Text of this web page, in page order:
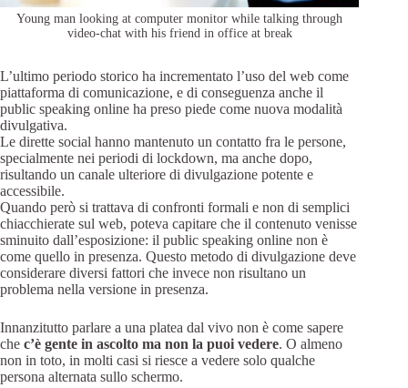
Young man looking at computer monitor while talking through
video-chat with his friend in office at break
L’ultimo periodo storico ha incrementato l’uso del web come
piattaforma di comunicazione, e di conseguenza anche il
public speaking online ha preso piede come nuova modalità
divulgativa.
Le dirette social hanno mantenuto un contatto fra le persone,
specialmente nei periodi di lockdown, ma anche dopo,
risultando un canale ulteriore di divulgazione potente e
accessibile.
Quando però si trattava di confronti formali e non di semplici
chiacchierate sul web, poteva capitare che il contenuto venisse
sminuito dall’esposizione: il public speaking online non è
come quello in presenza. Questo metodo di divulgazione deve
considerare diversi fattori che invece non risultano un
problema nella versione in presenza.
Innanzitutto parlare a una platea dal vivo non è come sapere
che c’è gente in ascolto ma non la puoi vedere. O almeno
non in toto, in molti casi si riesce a vedere solo qualche
persona alternata sullo schermo.